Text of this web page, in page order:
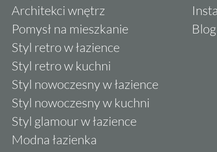
Architekci wnętrz
Pomysł na mieszkanie
Styl retro w łazience
Styl retro w kuchni
Styl nowoczesny w łazience
Styl nowoczesny w kuchni
Styl glamour w łazience
Modna łazienka
Blog